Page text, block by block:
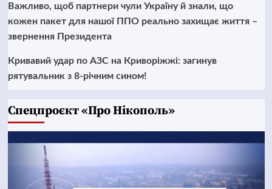
Важливо, щоб партнери чули Україну й знали, що
кожен пакет для нашої ППО реально захищає життя –
звернення Президента
Кривавий удар по АЗС на Криворіжжі: загинув
рятувальник з 8-річним сином!
Cпецпроєкт «Про Нікополь»